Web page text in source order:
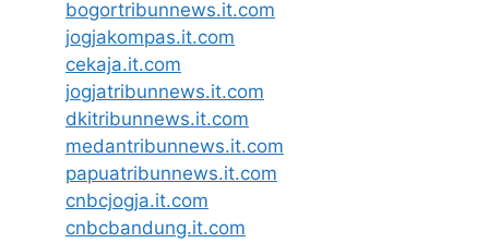
bogortribunnews.it.com
jogjakompas.it.com
cekaja.it.com
jogjatribunnews.it.com
dkitribunnews.it.com
medantribunnews.it.com
papuatribunnews.it.com
cnbcjogja.it.com
cnbcbandung.it.com